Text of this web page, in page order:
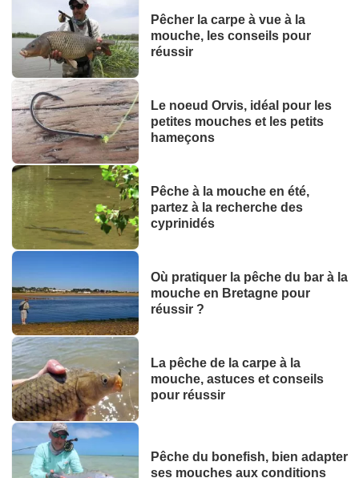
Pêcher la carpe à vue à la
mouche, les conseils pour
réussir
Le noeud Orvis, idéal pour les
petites mouches et les petits
hameçons
Pêche à la mouche en été,
partez à la recherche des
cyprinidés
Où pratiquer la pêche du bar à la
mouche en Bretagne pour
réussir ?
La pêche de la carpe à la
mouche, astuces et conseils
pour réussir
Pêche du bonefish, bien adapter
ses mouches aux conditions